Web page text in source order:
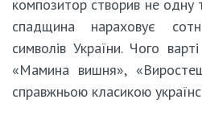
композитор створив не одну
спадщина нараховує
символів України. Чого
«Мамина вишня»,
справжньою класикою